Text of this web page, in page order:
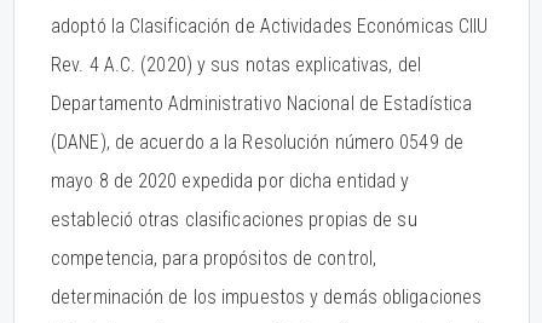
adoptó la Clasificación de Actividades Económicas CIIU
Rev. 4 A.C. (2020) y sus notas explicativas, del
Departamento Administrativo Nacional de Estadística
(DANE), de acuerdo a la Resolución número 0549 de
mayo 8 de 2020 expedida por dicha entidad y
estableció otras clasificaciones propias de su
competencia, para propósitos de control,
determinación de los impuestos y demás obligaciones